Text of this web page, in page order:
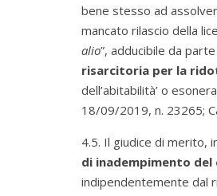
bene stesso ad
mancato rilascio della
alio”, adducibile da
risarcitoria per la
dell’abitabilità’ o
18/09/2019, n. 23265;
4.5. Il giudice di merito,
di inadempimento
indipendentemente dal